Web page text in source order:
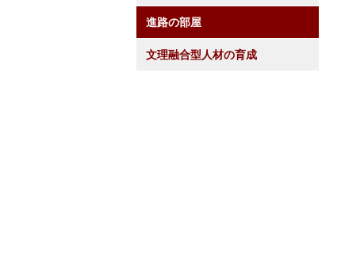
進路の部屋
文理融合型人材の育成